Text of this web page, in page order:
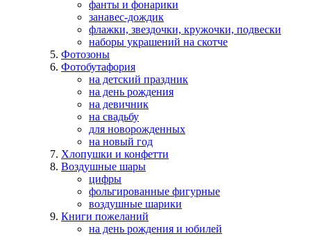
фанты и фонарики
занавес-дождик
флажки, звездочки, кружочки, подвески
наборы украшений на скотче
Фотозоны
Фотобутафория
на детский праздник
на день рождения
на девичник
на свадьбу
для новорожденных
на новый год
Хлопушки и конфетти
Воздушные шары
цифры
фольгированные фигурные
воздушные шарики
Книги пожеланий
на день рождения и юбилей